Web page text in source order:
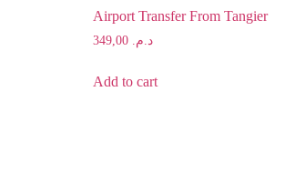
Airport Transfer From Tangier
د.م.
Add to cart